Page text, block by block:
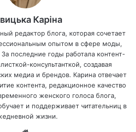
Каріна
редактор блога, которая сочетает
опытом в сфере моды,
последние годы работала контент-
консультанткой, создавая
медиа и брендов. Карина отвечает
контента, редакционное качество
женского голоса блога,
и поддерживает читательниц в
жизни.